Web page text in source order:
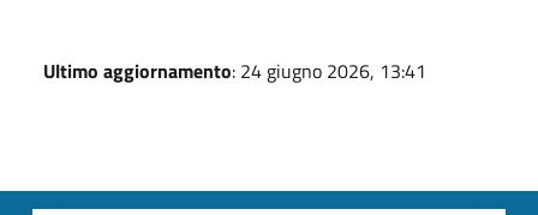
Ultimo aggiornamento: 24 giugno 2026, 13:41